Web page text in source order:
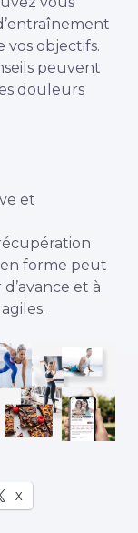
objectifs.
peuvent
douleurs
et
forme peut
et à
X